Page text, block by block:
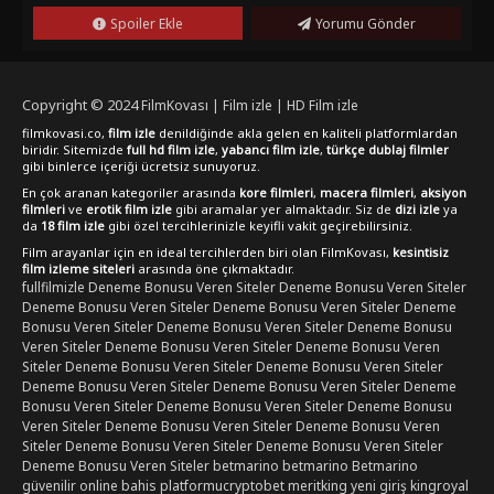
Spoiler Ekle Yorumu Gönder
Copyright © 2024FilmKovası | Film izle | HD Film izle
filmkovasi.co, film izle denildiğinde akla gelen en kaliteli platformlardan
biridir. Sitemizde full hd film izle, yabancı film izle, türkçe dublaj filmler
gibi binlerce içeriği ücretsiz sunuyoruz.
En çok aranan kategoriler arasında kore filmleri, macera filmleri, aksiyon
filmleri ve erotik film izle gibi aramalar yer almaktadır. Siz de dizi izle ya
da 18 film izle gibi özel tercihlerinizle keyifli vakit geçirebilirsiniz.
Film arayanlar için en ideal tercihlerden biri olan FilmKovası, kesintisiz
film izleme siteleri arasında öne çıkmaktadır.
fullfilmizle Deneme Bonusu Veren SitelerDeneme Bonusu Veren Siteler
Deneme Bonusu Veren SitelerDeneme Bonusu Veren SitelerDeneme
Bonusu Veren SitelerDeneme Bonusu Veren SitelerDeneme Bonusu
Veren SitelerDeneme Bonusu Veren SitelerDeneme Bonusu Veren
SitelerDeneme Bonusu Veren SitelerDeneme Bonusu Veren Siteler
Deneme Bonusu Veren SitelerDeneme Bonusu Veren SitelerDeneme
Bonusu Veren SitelerDeneme Bonusu Veren SitelerDeneme Bonusu
Veren SitelerDeneme Bonusu Veren SitelerDeneme Bonusu Veren
SitelerDeneme Bonusu Veren SitelerDeneme Bonusu Veren Siteler
Deneme Bonusu Veren Sitelerbetmarino betmarino Betmarino
güvenilir online bahis platformucryptobetmeritking yeni girişkingroyal